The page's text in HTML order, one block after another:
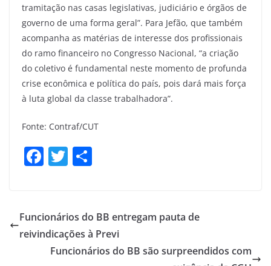
tramitação nas casas legislativas, judiciário e órgãos de
governo de uma forma geral”. Para Jefão, que também
acompanha as matérias de interesse dos profissionais
do ramo financeiro no Congresso Nacional, “a criação
do coletivo é fundamental neste momento de profunda
crise econômica e política do país, pois dará mais força
à luta global da classe trabalhadora”.
Fonte: Contraf/CUT
F
e
b
o
T
er e
Funcionários do BB entregam pauta de
reivindicações à Previ
Funcionários do BB são surpreendidos com